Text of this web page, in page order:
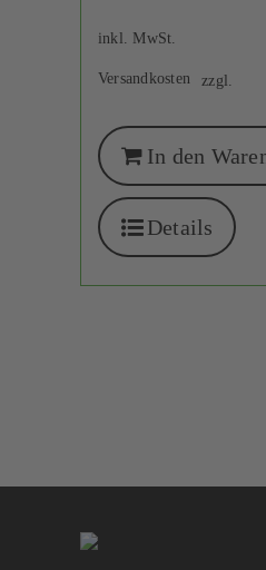
inkl. MwSt.
zzgl.
Versandkosten
In den
Details